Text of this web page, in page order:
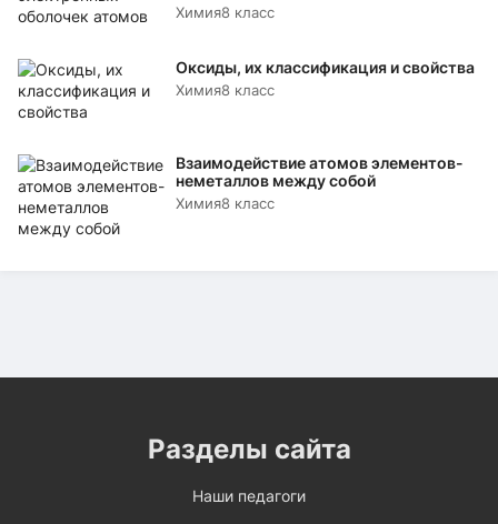
Химия8 класс
Оксиды, их классификация и свойства
Химия8 класс
Взаимодействие атомов элементов-
неметаллов между собой
Химия8 класс
Разделы сайта
Наши педагоги